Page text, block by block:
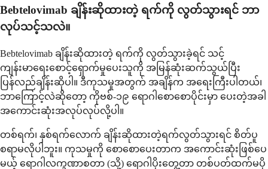
Bebtelovimab ချိန်းဆိုထားတဲ့ ရက်ကို လွတ်သွားရင် ဘာ
လုပ်သင့်သလဲ။
Bebtelovimab ချိန်းဆိုထားတဲ့ ရက်ကို လွတ်သွားခဲ့ရင် သင့်
ကျန်းမာရေးစောင့်ရှောက်မှုပေးသူကို အမြန်ဆုံးဆက်သွယ်ပြီး
ပြန်လည်ချိန်းဆိုပါ။ ဒီကုသမှုအတွက် အချိန်က အရေးကြီးပါတယ်၊
ဘာကြောင့်လဲဆိုတော့ ကိုဗစ်-၁၉ ရောဂါစောစောပိုင်းမှာ ပေးတဲ့အခါ
အကောင်းဆုံးအလုပ်လုပ်လို့ပါ။
တစ်ရက်၊ နှစ်ရက်လောက် ချိန်းဆိုထားတဲ့ရက်လွတ်သွားရင် စိတ်ပူ
စရာမလိုပါဘူး။ ကုသမှုကို စောစောပေးတာက အကောင်းဆုံးဖြစ်ပေ
မယ့် ရောဂါလက္ခဏာစတာ (သို့) ရောဂါပိုးတွေ့တာ တစ်ပတ်ထက်မပို